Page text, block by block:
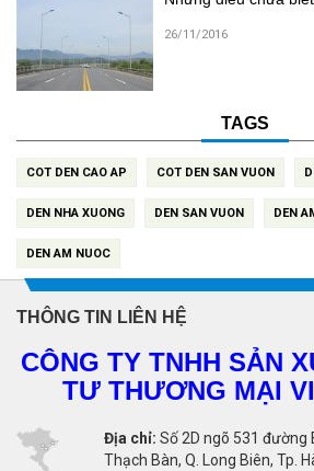
26/11/2016
TAGS
COT DEN CAO AP COT DEN SAN VUON
DEN NHA XUONG DEN SAN VUON DEN
DEN AM NUOC
THÔNG TIN LIÊN HỆ
CÔNG TY TNHH SẢN
TƯ THƯƠNG MẠI
Địa chỉ: Số 2D ngõ 531 đường
Thạch Bàn, Q. Long Biên, Tp.